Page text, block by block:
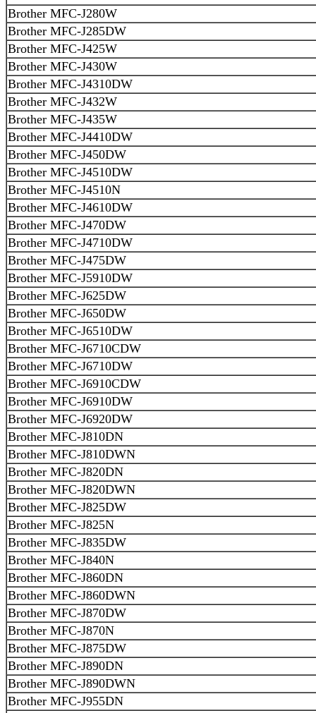
Brother MFC-J280W
Brother MFC-J285DW
Brother MFC-J425W
Brother MFC-J430W
Brother MFC-J4310DW
Brother MFC-J432W
Brother MFC-J435W
Brother MFC-J4410DW
Brother MFC-J450DW
Brother MFC-J4510DW
Brother MFC-J4510N
Brother MFC-J4610DW
Brother MFC-J470DW
Brother MFC-J4710DW
Brother MFC-J475DW
Brother MFC-J5910DW
Brother MFC-J625DW
Brother MFC-J650DW
Brother MFC-J6510DW
Brother MFC-J6710CDW
Brother MFC-J6710DW
Brother MFC-J6910CDW
Brother MFC-J6910DW
Brother MFC-J6920DW
Brother MFC-J810DN
Brother MFC-J810DWN
Brother MFC-J820DN
Brother MFC-J820DWN
Brother MFC-J825DW
Brother MFC-J825N
Brother MFC-J835DW
Brother MFC-J840N
Brother MFC-J860DN
Brother MFC-J860DWN
Brother MFC-J870DW
Brother MFC-J870N
Brother MFC-J875DW
Brother MFC-J890DN
Brother MFC-J890DWN
Brother MFC-J955DN